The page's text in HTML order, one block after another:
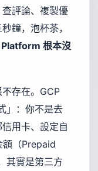
評論、複製優
鐘，泡杯茶，
根本沒
存在。GCP
」：你不是去
用卡、設定自
（Prepaid
其實是第三方